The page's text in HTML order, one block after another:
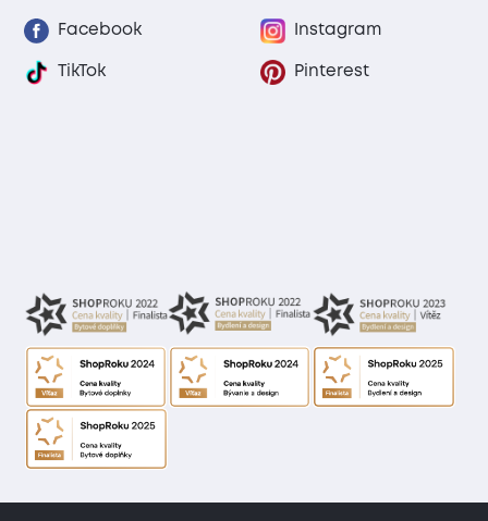
Facebook Instagram
TikTok Pinterest